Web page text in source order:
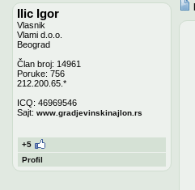
Ilic Igor
Vlasnik
Vlami d.o.o.
Beograd
Član broj: 14961
Poruke: 756
212.200.65.*
ICQ: 46969546
Sajt: www.gradjevinskinajlon.rs
+5
Profil